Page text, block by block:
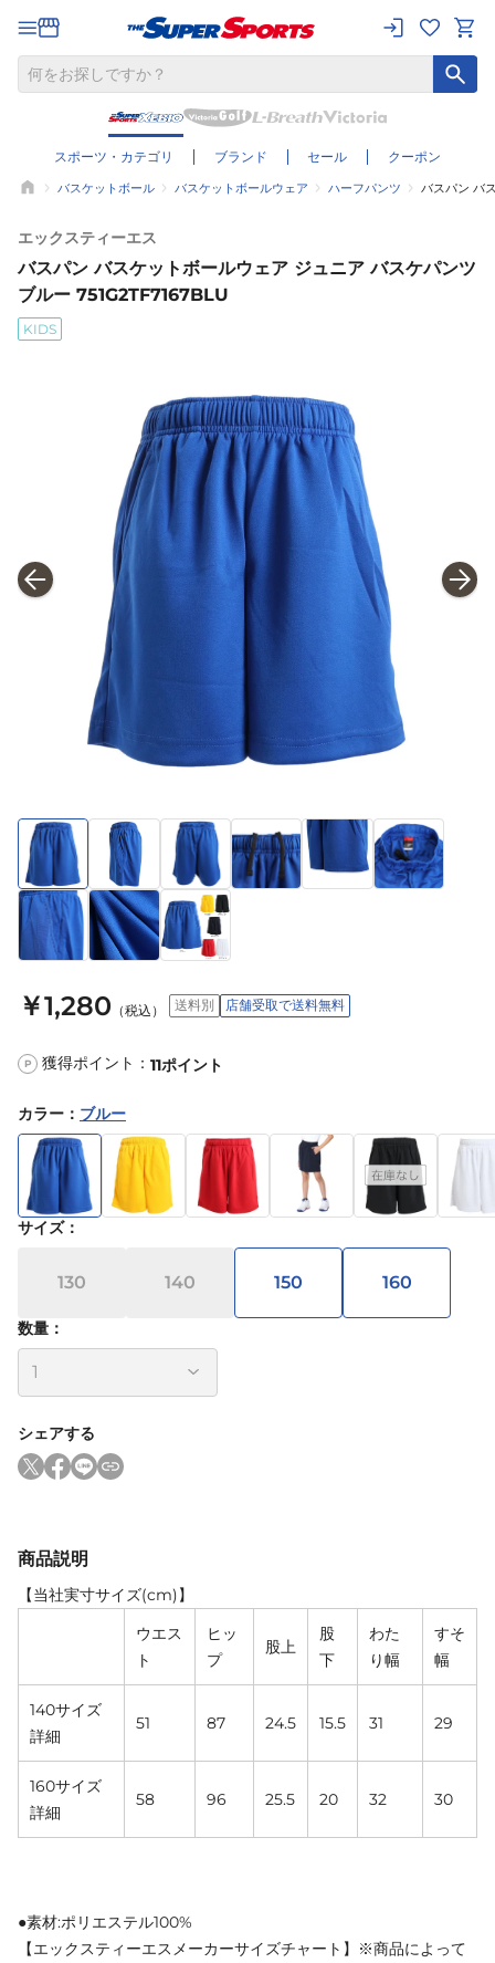
スポーツ・カテゴリ ブランド セール クーポン
バスケットボール バスケットボールウェア ハーフパンツ バスパン バ
エックスティーエス
バスパン バスケットボールウェア ジュニア バスケパンツ
ブルー 751G2TF7167BLU
KIDS
￥1,280 （税込） 送料別 店舗受取で送料無料
P 獲得ポイント： 11ポイント
カラー ： ブルー
サイズ：
130 140 150 160
数量：
シェアする
商品説明
【当社実寸サイズ(cm)】
ウエス
ト
ヒッ
プ
股上
股
下
わた
り幅
すそ
幅
140サイズ
詳細
51 87 24.5 15.5 31 29
160サイズ
詳細
58 96 25.5 20 32 30
●素材:ポリエステル100%
【エックスティーエスメーカーサイズチャート】※商品によって